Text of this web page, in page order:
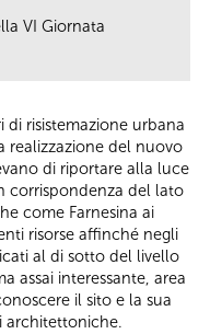
VI Giornata
di risistemazione urbana
realizzazione del nuovo
di riportare alla luce
corrispondenza del lato
come Farnesina ai
risorse affinché negli
al di sotto del livello
assai interessante, area
il sito e la sua
architettoniche.